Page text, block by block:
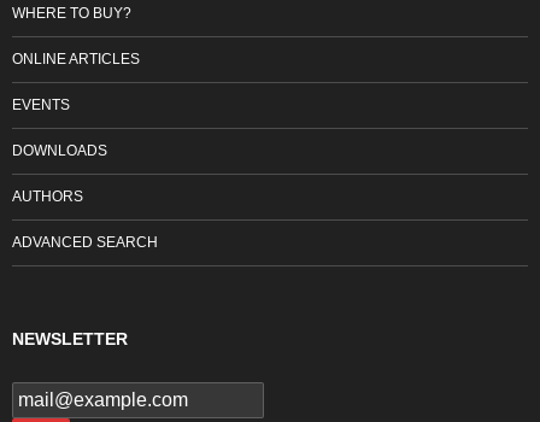
WHERE TO BUY?
ONLINE ARTICLES
EVENTS
DOWNLOADS
AUTHORS
ADVANCED SEARCH
NEWSLETTER